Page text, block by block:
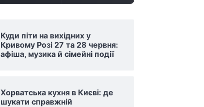
Куди піти на вихідних у
Кривому Розі 27 та 28 червня:
афіша, музика й сімейні події
Хорватська кухня в Києві: де
шукати справжній